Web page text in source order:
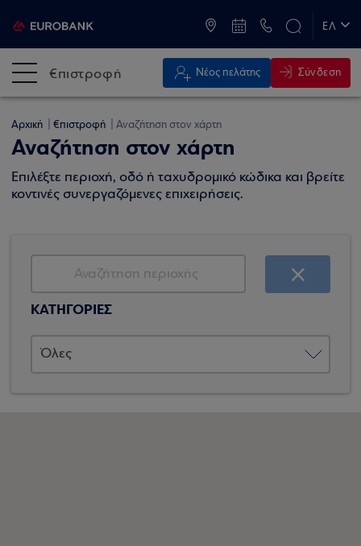
ΕΛ
€πιστροφή Νέος πελάτης Σύνδεση
Αρχική €πιστροφή Αναζήτηση στον χάρτη
Αναζήτηση στον χάρτη
Επιλέξτε περιοχή, οδό ή ταχυδρομικό κώδικα και βρείτε
κοντινές συνεργαζόμενες επιχειρήσεις.
ΚΑΤΗΓΟΡΙΕΣ